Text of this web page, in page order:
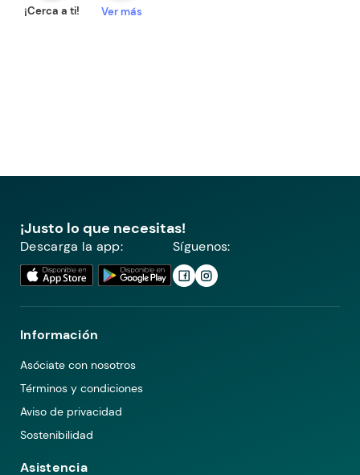
¡Cerca a ti! Ver más
¡Justo lo que necesitas!
Descarga la app: Síguenos:
Información
Asóciate con nosotros
Términos y condiciones
Aviso de privacidad
Sostenibilidad
Asistencia